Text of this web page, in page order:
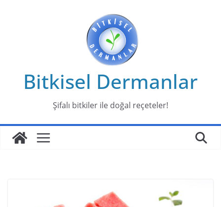
Bitkisel Dermanlar
Şifalı bitkiler ile doğal reçeteler!